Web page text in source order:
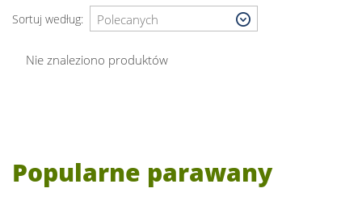
Sortuj według:
Nie znaleziono produktów
Popularne parawany